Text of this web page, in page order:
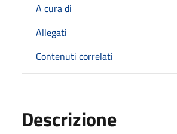
A cura di
Allegati
Contenuti correlati
Descrizione